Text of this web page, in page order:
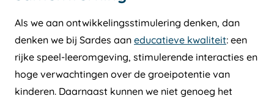
Als we aan ontwikkelingsstimulering denken, dan
denken we bij Sardes aan educatieve kwaliteit: een
rijke speel-leeromgeving, stimulerende interacties en
hoge verwachtingen over de groeipotentie van
kinderen. Daarnaast kunnen we niet genoeg het